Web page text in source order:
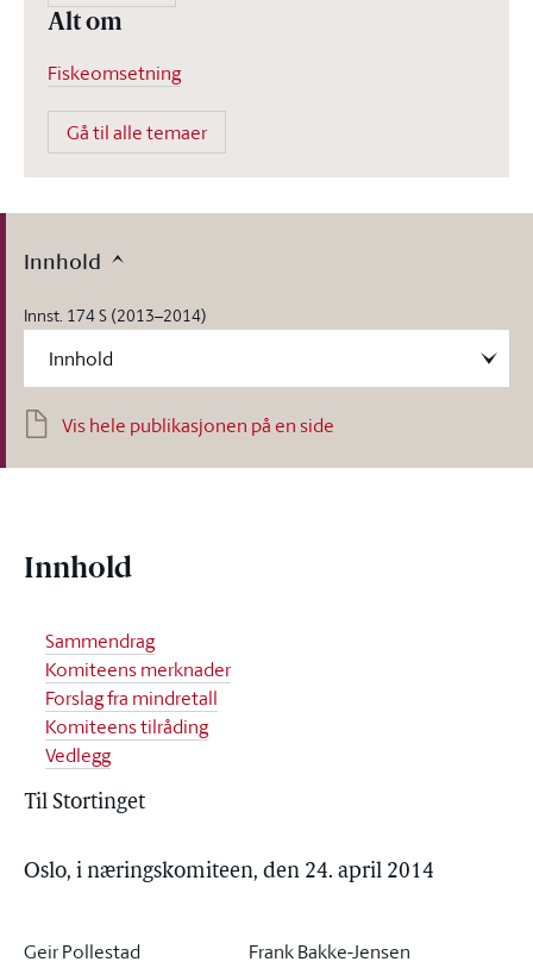
Alt om
Fiskeomsetning
Gå til alle temaer
Innhold
Innst. 174 S (2013–2014)
Vis hele publikasjonen på en side
Innhold
Sammendrag
Komiteens merknader
Forslag fra mindretall
Komiteens tilråding
Vedlegg
Til Stortinget
Oslo, i næringskomiteen, den 24. april 2014
Geir Pollestad Frank Bakke-Jensen